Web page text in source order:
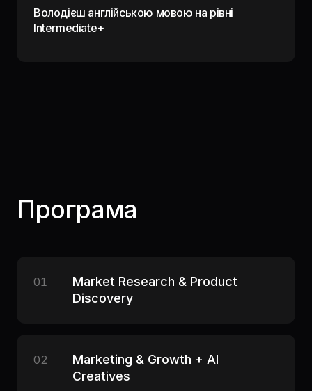
Володієш англійською мовою на рівні
Intermediate+
Програма
01
Market Research & Product
Discovery
02
Marketing & Growth + AI
Creatives